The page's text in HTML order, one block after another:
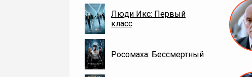
Люди Икс: Первый
класс
Росомаха: Бессмертный